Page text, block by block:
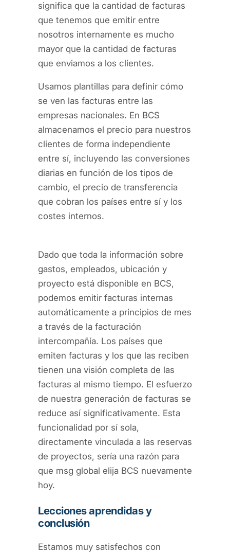
significa que la cantidad de facturas
que tenemos que emitir entre
nosotros internamente es mucho
mayor que la cantidad de facturas
que enviamos a los clientes.
Usamos plantillas para definir cómo
se ven las facturas entre las
empresas nacionales. En BCS
almacenamos el precio para nuestros
clientes de forma independiente
entre sí, incluyendo las conversiones
diarias en función de los tipos de
cambio, el precio de transferencia
que cobran los países entre sí y los
costes internos.
Dado que toda la información sobre
gastos, empleados, ubicación y
proyecto está disponible en BCS,
podemos emitir facturas internas
automáticamente a principios de mes
a través de la facturación
intercompañía. Los países que
emiten facturas y los que las reciben
tienen una visión completa de las
facturas al mismo tiempo. El esfuerzo
de nuestra generación de facturas se
reduce así significativamente. Esta
funcionalidad por sí sola,
directamente vinculada a las reservas
de proyectos, sería una razón para
que msg global elija BCS nuevamente
hoy.
Lecciones aprendidas y
conclusión
Estamos muy satisfechos con